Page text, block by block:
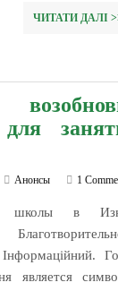
ЧИТАТИ ДАЛІ
Анонсы 1
школы в
является